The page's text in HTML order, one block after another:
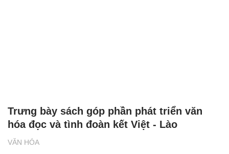
VĂN HÓA
Trưng bày sách góp phần phát triển văn
hóa đọc và tình đoàn kết Việt - Lào